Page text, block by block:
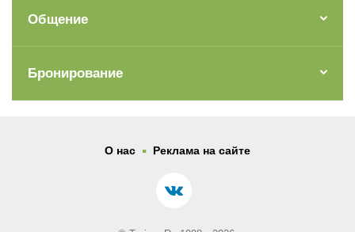
Общение
Бронирование
О нас . Реклама на сайте